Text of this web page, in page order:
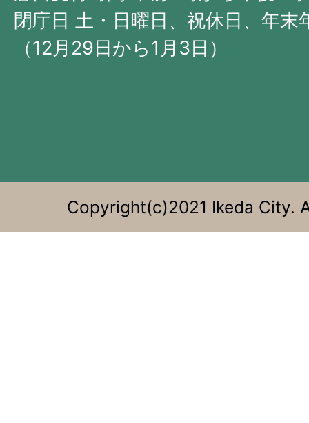
部
閉庁日 土・日曜日、祝休日、年末
（12月29日から1月3日）
Copyright(c)2021 Ikeda City.